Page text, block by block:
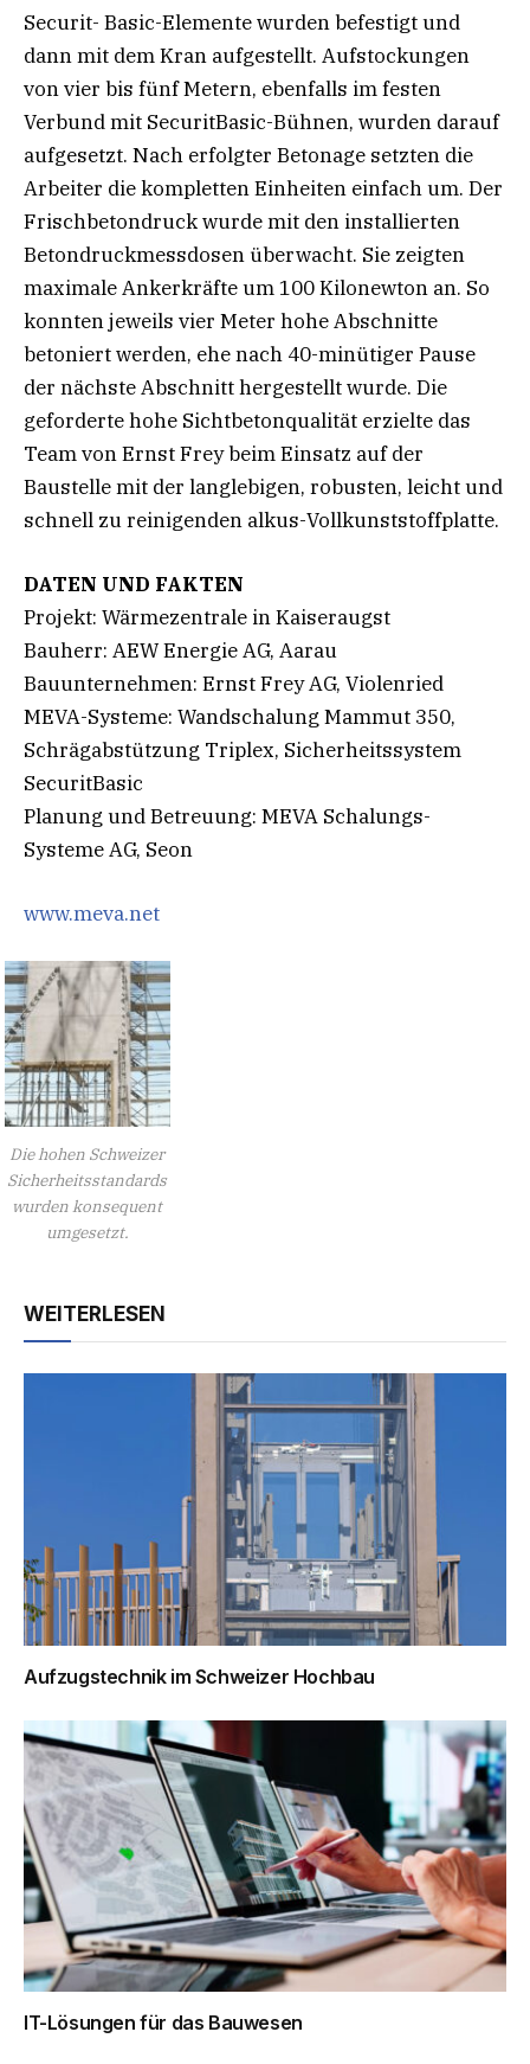
Securit- Basic-Elemente wurden befestigt und
dann mit dem Kran aufgestellt. Aufstockungen
von vier bis fünf Metern, ebenfalls im festen
Verbund mit SecuritBasic-Bühnen, wurden darauf
aufgesetzt. Nach erfolgter Betonage setzten die
Arbeiter die kompletten Einheiten einfach um. Der
Frischbetondruck wurde mit den installierten
Betondruckmessdosen überwacht. Sie zeigten
maximale Ankerkräfte um 100 Kilonewton an. So
konnten jeweils vier Meter hohe Abschnitte
betoniert werden, ehe nach 40-minütiger Pause
der nächste Abschnitt hergestellt wurde. Die
geforderte hohe Sichtbetonqualität erzielte das
Team von Ernst Frey beim Einsatz auf der
Baustelle mit der langlebigen, robusten, leicht und
schnell zu reinigenden alkus-Vollkunststoffplatte.
DATEN UND FAKTEN
Projekt: Wärmezentrale in Kaiseraugst
Bauherr: AEW Energie AG, Aarau
Bauunternehmen: Ernst Frey AG, Violenried
MEVA-Systeme: Wandschalung Mammut 350,
Schrägabstützung Triplex, Sicherheitssystem
SecuritBasic
Planung und Betreuung: MEVA Schalungs-
Systeme AG, Seon
www.meva.net
Die hohen Schweizer
Sicherheitsstandards
wurden konsequent
umgesetzt.
WEITERLESEN
Aufzugstechnik im Schweizer Hochbau
IT-Lösungen für das Bauwesen